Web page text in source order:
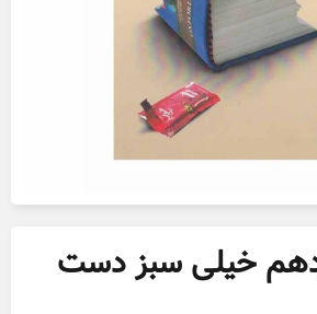
خیلی سبز دست